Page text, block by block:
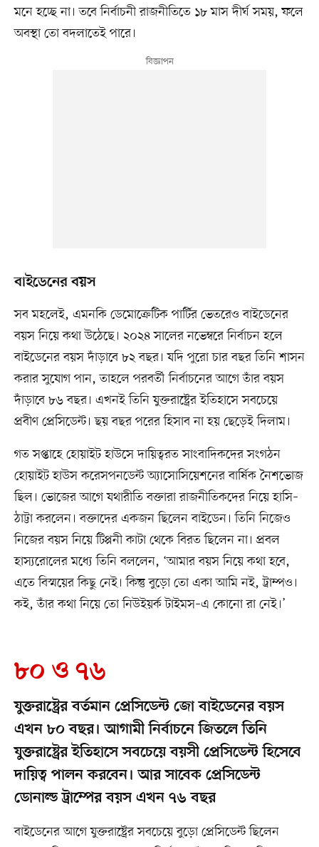
মনে হচ্ছে না। তবে নির্বাচনী রাজনীতিতে ১৮ মাস দীর্ঘ সময়, ফলে
অবস্থা তো বদলাতেই পারে।
বাইডেনের বয়স
সব মহলেই, এমনকি ডেমোক্রেটিক পার্টির ভেতরেও বাইডেনের
বয়স নিয়ে কথা উঠেছে। ২০২৪ সালের নভেম্বরে নির্বাচন হলে
বাইডেনের বয়স দাঁড়াবে ৮২ বছর। যদি পুরো চার বছর তিনি শাসন
করার সুযোগ পান, তাহলে পরবর্তী নির্বাচনের আগে তাঁর বয়স
দাঁড়াবে ৮৬ বছর। এখনই তিনি যুক্তরাষ্ট্রের ইতিহাসে সবচেয়ে
প্রবীণ প্রেসিডেন্ট। ছয় বছর পরের হিসাব না হয় ছেড়েই দিলাম।
গত সপ্তাহে হোয়াইট হাউসে দায়িত্বরত সাংবাদিকদের সংগঠন
হোয়াইট হাউস করেসপনডেন্ট অ্যাসোসিয়েশনের বার্ষিক নৈশভোজ
ছিল। ভোজের আগে যথারীতি বক্তারা রাজনীতিকদের নিয়ে হাসি–
ঠাট্টা করলেন। বক্তাদের একজন ছিলেন বাইডেন। তিনি নিজেও
নিজের বয়স নিয়ে টিপ্পনী কাটা থেকে বিরত ছিলেন না। প্রবল
হাস্যরোলের মধ্যে তিনি বললেন, ‘আমার বয়স নিয়ে কথা হবে,
এতে বিস্ময়ের কিছু নেই। কিন্তু বুড়ো তো একা আমি নই, ট্রাম্পও।
কই, তাঁর কথা নিয়ে তো নিউইয়র্ক টাইমস–এ কোনো রা নেই।’
৮০ ও ৭৬
যুক্তরাষ্ট্রের বর্তমান প্রেসিডেন্ট জো বাইডেনের বয়স
এখন ৮০ বছর। আগামী নির্বাচনে জিতলে তিনি
যুক্তরাষ্ট্রের ইতিহাসে সবচেয়ে বয়সী প্রেসিডেন্ট হিসেবে
দায়িত্ব পালন করবেন। আর সাবেক প্রেসিডেন্ট
ডোনাল্ড ট্রাম্পের বয়স এখন ৭৬ বছর
বাইডেনের আগে যুক্তরাষ্ট্রের সবচেয়ে বুড়ো প্রেসিডেন্ট ছিলেন